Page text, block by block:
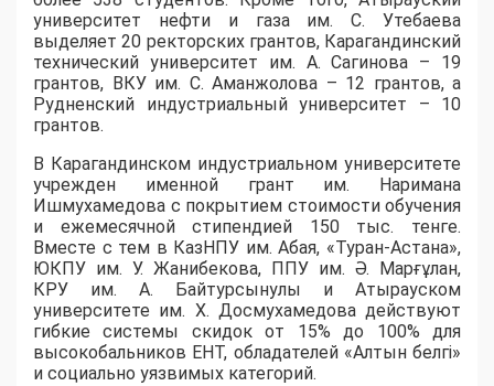
университет нефти и газа им. С. Утебаева
выделяет 20 ректорских грантов, Карагандинский
технический университет им. А. Сагинова – 19
грантов, ВКУ им. С. Аманжолова – 12 грантов, а
Рудненский индустриальный университет – 10
грантов.
​В Карагандинском индустриальном университете
учрежден именной грант им. Наримана
Ишмухамедова с покрытием стоимости обучения
и ежемесячной стипендией 150 тыс. тенге.
Вместе с тем в КазНПУ им. Абая, «Туран-Астана»,
ЮКПУ им. У. Жанибекова, ППУ им. Ә. Марғұлан,
КРУ им. А. Байтурсынулы и Атырауском
университете им. Х. Досмухамедова действуют
гибкие системы скидок от 15% до 100% для
высокобальников ЕНТ, обладателей «Алтын белгі»
и социально уязвимых категорий.